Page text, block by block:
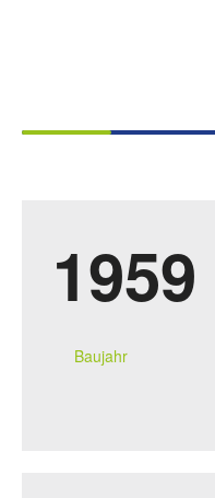
1959
Baujahr